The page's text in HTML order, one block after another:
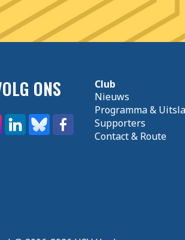
ONS
Club
Nieuws
Programma &
Supporters
Contact & Route